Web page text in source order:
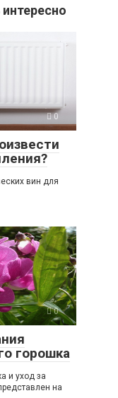
0
вин для
0
горошка
и уход за
на